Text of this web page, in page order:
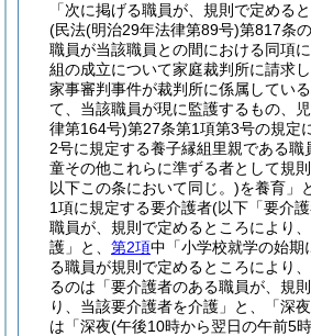
「次に掲げる職員が、規則で定める
(民法(明治29年法律第89号)第817条
職員が当該職員との間における同項
組の成立について家庭裁判所に請求
家事審判事件が裁判所に係属してい
て、当該職員が現に監護するもの、
律第164号)第27条第1項第3号の規定
2号に規定する養子縁組里親である職
童その他これらに準ずる者として規
以下この条において同じ。)を養育」
1項に規定する要介護者(以下「要介
職員が、規則で定めるところにより
護」と、 第2項中「小学校就学の始期
る職員が規則で定めるところにより
るのは「要介護者のある職員が、規
り、当該要介護者を介護」と、「深
は「深夜(午後10時から翌日の午前5